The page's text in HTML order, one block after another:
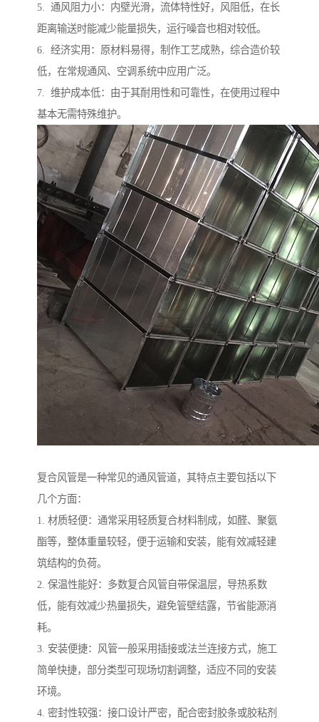
5. 通风阻力小：内壁光滑，流体特性好，风阻低，在长
距离输送时能减少能量损失，运行噪音也相对较低。
6. 经济实用：原材料易得，制作工艺成熟，综合造价较
低，在常规通风、空调系统中应用广泛。
7. 维护成本低：由于其耐用性和可靠性，在使用过程中
基本无需特殊维护。
复合风管是一种常见的通风管道，其特点主要包括以下
几个方面：
1. 材质轻便：通常采用轻质复合材料制成，如醛、聚氨
酯等，整体重量较轻，便于运输和安装，能有效减轻建
筑结构的负荷。
2. 保温性能好：多数复合风管自带保温层，导热系数
低，能有效减少热量损失，避免管壁结露，节省能源消
耗。
3. 安装便捷：风管一般采用插接或法兰连接方式，施工
简单快捷，部分类型可现场切割调整，适应不同的安装
环境。
4. 密封性较强：接口设计严密，配合密封胶条或胶粘剂